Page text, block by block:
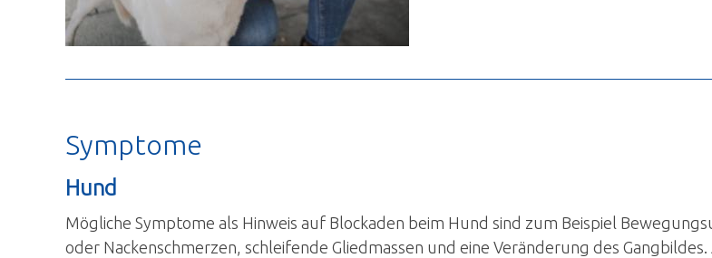
Symptome
Hund
Mögliche Symptome als Hinweis auf Blockaden beim Hund sind zum Beispiel
oder Nackenschmerzen, schleifende Gliedmassen und eine Veränderung des